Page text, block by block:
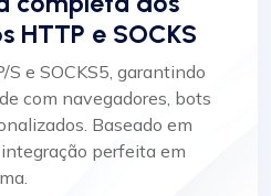
HTTP e SOCKS
S e SOCKS5, garantindo
com navegadores, bots
Baseado em
perfeita em